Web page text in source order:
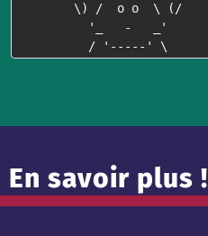
        \) /  o o  \ (/
          '_   -   _'
          / '-----' \
En savoir plus !